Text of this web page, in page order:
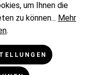
um Ihnen die
zu können... Mehr
.